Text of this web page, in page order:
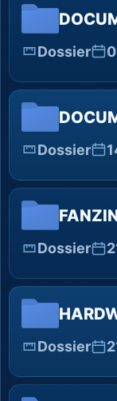
Dossier
Dossier
Dossier
Dossier